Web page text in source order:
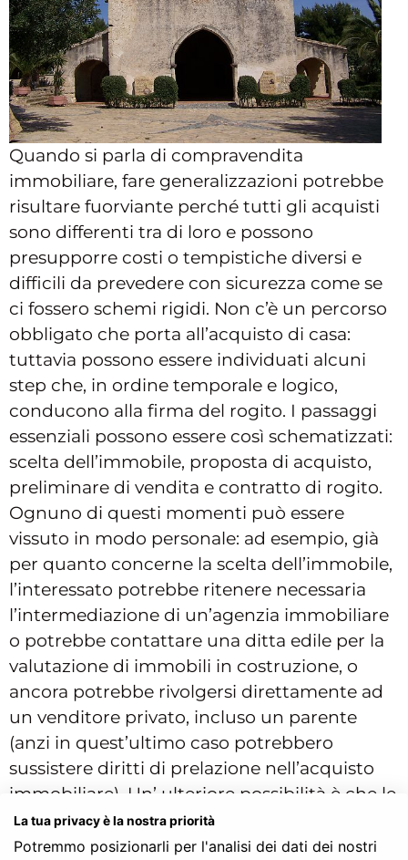
Quando si parla di compravendita
immobiliare, fare generalizzazioni potrebbe
risultare fuorviante perché tutti gli acquisti
sono differenti tra di loro e possono
presupporre costi o tempistiche diversi e
difficili da prevedere con sicurezza come se
ci fossero schemi rigidi. Non c’è un percorso
obbligato che porta all’acquisto di casa:
tuttavia possono essere individuati alcuni
step che, in ordine temporale e logico,
conducono alla firma del rogito. I passaggi
essenziali possono essere così schematizzati:
scelta dell’immobile, proposta di acquisto,
preliminare di vendita e contratto di rogito.
Ognuno di questi momenti può essere
vissuto in modo personale: ad esempio, già
per quanto concerne la scelta dell’immobile,
l’interessato potrebbe ritenere necessaria
l’intermediazione di un’agenzia immobiliare
o potrebbe contattare una ditta edile per la
valutazione di immobili in costruzione, o
ancora potrebbe rivolgersi direttamente ad
un venditore privato, incluso un parente
(anzi in quest’ultimo caso potrebbero
sussistere diritti di prelazione nell’acquisto
immobiliare). Un’ ulteriore possibilità è che le
parti decidano di saltare tutta la fase
preliminare di vendita, per giungere
La tua privacy è la nostra priorità
Potremmo posizionarli per l'analisi dei dati dei nostri